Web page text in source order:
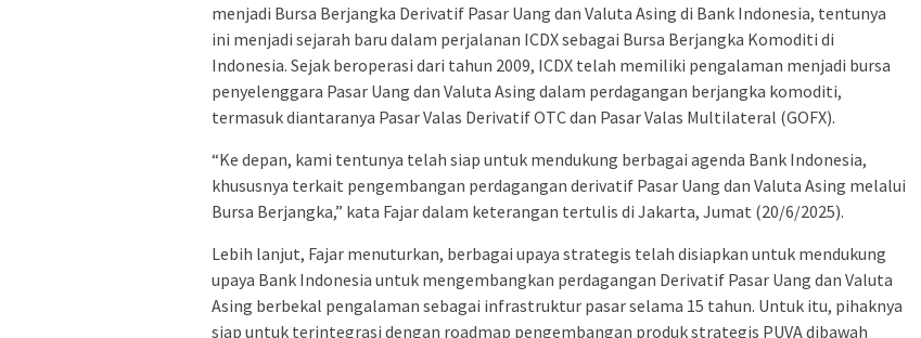
menjadi Bursa Berjangka Derivatif Pasar Uang dan Valuta Asing di Bank Indonesia, tentunya
ini menjadi sejarah baru dalam perjalanan ICDX sebagai Bursa Berjangka Komoditi di
Indonesia. Sejak beroperasi dari tahun 2009, ICDX telah memiliki pengalaman menjadi bursa
penyelenggara Pasar Uang dan Valuta Asing dalam perdagangan berjangka komoditi,
termasuk diantaranya Pasar Valas Derivatif OTC dan Pasar Valas Multilateral (GOFX).
“Ke depan, kami tentunya telah siap untuk mendukung berbagai agenda Bank Indonesia,
khususnya terkait pengembangan perdagangan derivatif Pasar Uang dan Valuta Asing melalui
Bursa Berjangka,” kata Fajar dalam keterangan tertulis di Jakarta, Jumat (20/6/2025).
Lebih lanjut, Fajar menuturkan, berbagai upaya strategis telah disiapkan untuk mendukung
upaya Bank Indonesia untuk mengembangkan perdagangan Derivatif Pasar Uang dan Valuta
Asing berbekal pengalaman sebagai infrastruktur pasar selama 15 tahun. Untuk itu, pihaknya
siap untuk terintegrasi dengan roadmap pengembangan produk strategis PUVA dibawah